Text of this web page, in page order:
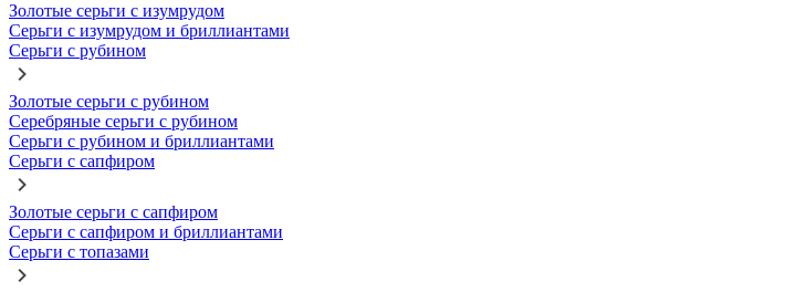
Золотые серьги с изумрудом
Серьги с изумрудом и бриллиантами
Серьги с рубином
Золотые серьги с рубином
Серебряные серьги с рубином
Серьги с рубином и бриллиантами
Серьги с сапфиром
Золотые серьги с сапфиром
Серьги с сапфиром и бриллиантами
Серьги с топазами